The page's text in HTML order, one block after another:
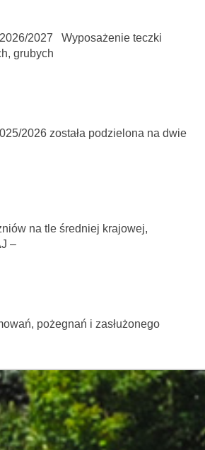
2027 Wyposażenie teczki
grubych
2026 została podzielona na dwie
na tle średniej krajowej,
–
pożegnań i zasłużonego